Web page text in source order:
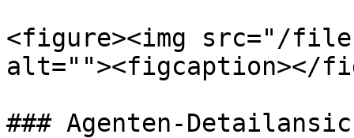
<figure><img src="/files/
alt=""><figcaption></
### Agenten-